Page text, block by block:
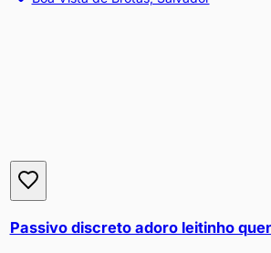
Passivo discreto adoro leitinho